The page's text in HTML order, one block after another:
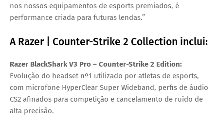
nos nossos equipamentos de esports premiados, é
performance criada para futuras lendas.”
ARazer | Counter-Strike 2 Collection inclui:
Razer BlackShark V3 Pro – Counter-Strike 2 Edition:
Evolução do headset nº1 utilizado por atletas de esports,
com microfone HyperClear Super Wideband, perfis de áudio
CS2 afinados para competição e cancelamento de ruído de
alta precisão.